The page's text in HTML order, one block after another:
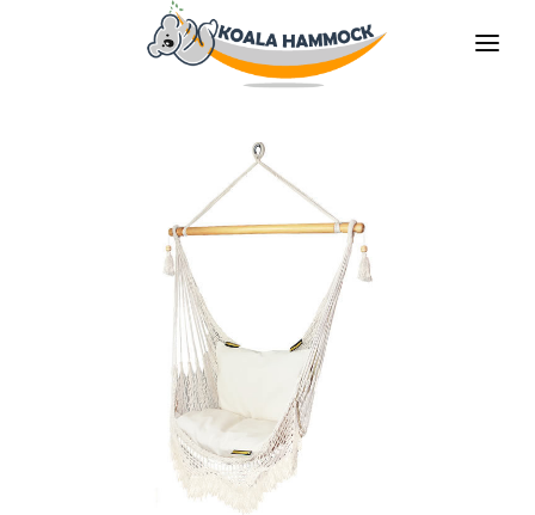
DEVENIR DISTRIBUTEUR